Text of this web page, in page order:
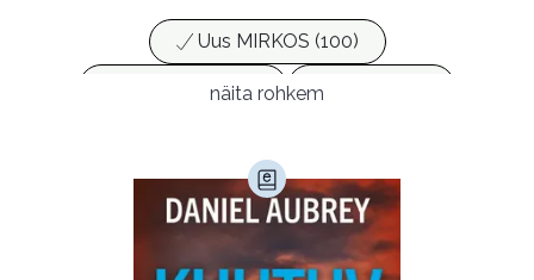
Uus MIRKOS (100)
Populaarsed (25)
Ajakirjad (17)
Armastusromaanid (294)
Audioperioodika
Biograafiad (229)
näita rohkem